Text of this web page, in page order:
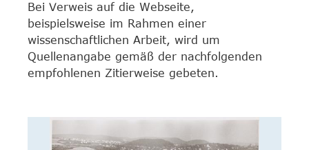
Bei Verweis auf die Webseite,
beispielsweise im Rahmen einer
wissenschaftlichen Arbeit, wird um
Quellenangabe gemäß der nachfolgenden
empfohlenen Zitierweise gebeten.